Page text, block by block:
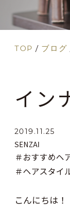
TOP / ブログ
イン
2019.11.25
SENZAI
＃おすすめヘ
＃ヘアスタイ
こんにちは！